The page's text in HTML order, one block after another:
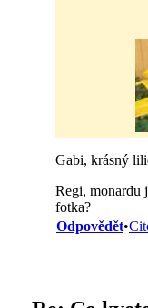
Gabi, krásný
Regi, monardu
fotka?
Odpovědět•